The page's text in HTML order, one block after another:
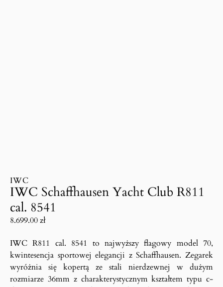
IWC
IWC Schaffhausen Yacht Club R811
cal. 8541
8.699.00zł
IWC R811 cal. 8541 to najwyższy flagowy model 70,
kwintesencja sportowej elegancji z Schaffhausen. Zegarek
wyróżnia się kopertą ze stali nierdzewnej w dużym
rozmiarze 36mm z charakterystycznym kształtem typu c-